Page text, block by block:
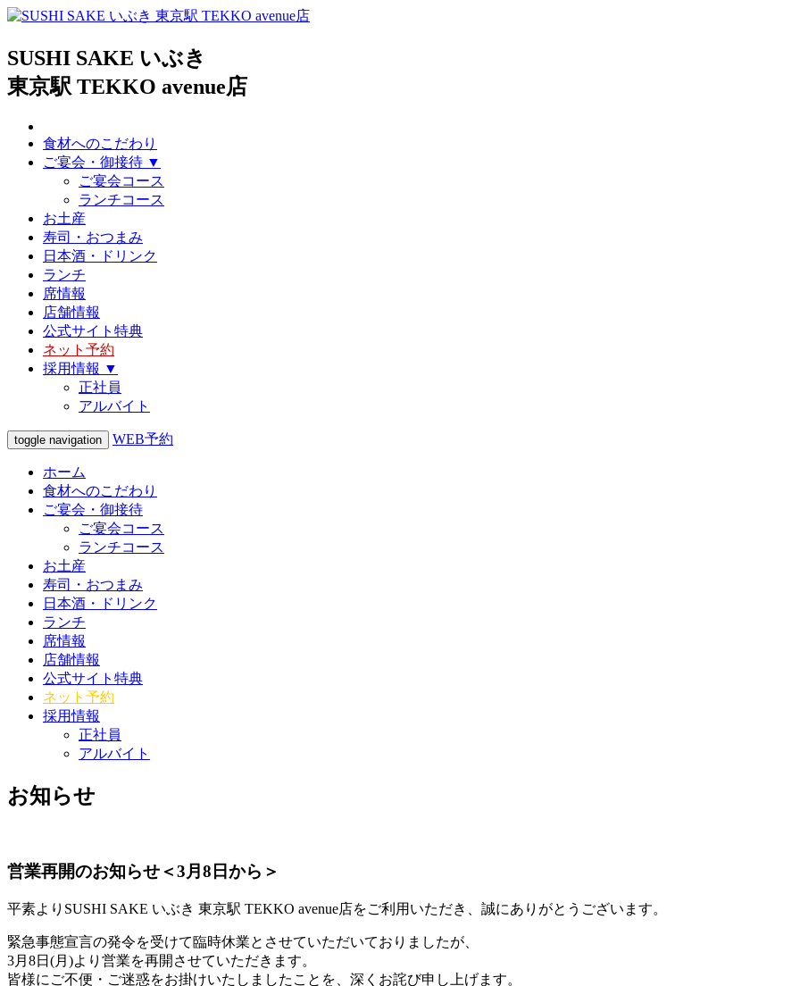
SUSHI SAKE いぶき
東京駅 TEKKO avenue店
食材へのこだわり
ご宴会・御接待 ▼
ご宴会コース
ランチコース
お土産
寿司・おつまみ
日本酒・ドリンク
ランチ
席情報
店舗情報
公式サイト特典
ネット予約
採用情報 ▼
正社員
アルバイト
toggle navigation WEB予約
ホーム
食材へのこだわり
ご宴会・御接待
ご宴会コース
ランチコース
お土産
寿司・おつまみ
日本酒・ドリンク
ランチ
席情報
店舗情報
公式サイト特典
ネット予約
採用情報
正社員
アルバイト
お知らせ
営業再開のお知らせ＜3月8日から＞
平素よりSUSHI SAKE いぶき 東京駅 TEKKO avenue店をご利用いただき、誠にありがとうございます。
緊急事態宣言の発令を受けて臨時休業とさせていただいておりましたが、
3月8日(月)より営業を再開させていただきます。
皆様にご不便・ご迷惑をお掛けいたしましたことを、深くお詫び申し上げます。